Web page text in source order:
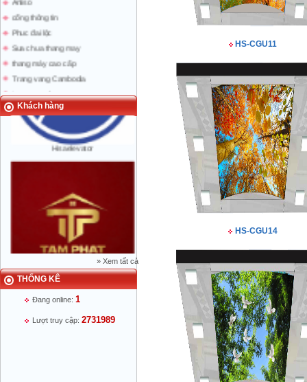
bao nguoi lao dong
Khách hàng
Hisaelevator
Mr Phạm Đức Thuận - Giám Đốc - 0904
788 622
» Xem tất cả
THỐNG KÊ
Đang online: 1
Lượt truy cập: 2731989
HS-CGU11
HS-CGU14